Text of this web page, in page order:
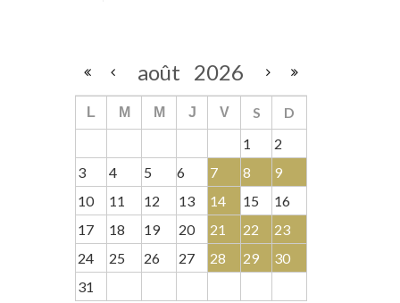
août 2026
L M M J V S
D
1
2
3
4 5 6 7 8
9
10
11 12 13 14 15
16
17
18 19 20 21 22
23
24
25 26 27 28 29
30
31